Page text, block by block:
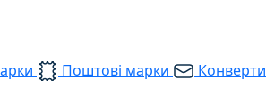
Поштові марки Конверти